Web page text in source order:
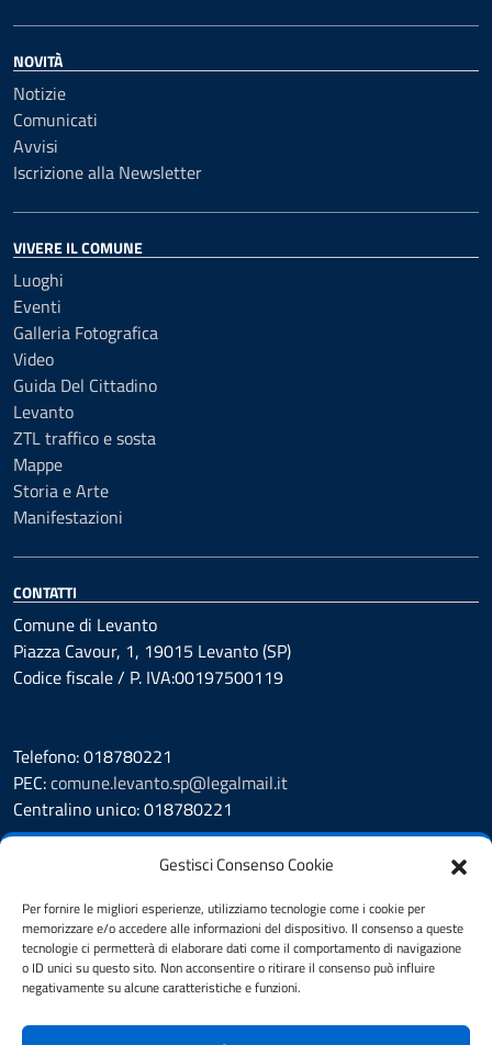
Gestisci Consenso Cookie
Per fornire le migliori esperienze, utilizziamo tecnologie come i cookie per
memorizzare e/o accedere alle informazioni del dispositivo. Il consenso a queste
tecnologie ci permetterà di elaborare dati come il comportamento di navigazione
o ID unici su questo sito. Non acconsentire o ritirare il consenso può influire
negativamente su alcune caratteristiche e funzioni.
NOVITÀ
Notizie
Comunicati
Avvisi
Iscrizione alla Newsletter
VIVERE IL COMUNE
Luoghi
Eventi
Galleria Fotografica
Video
Guida Del Cittadino
Levanto
ZTL traffico e sosta
Mappe
Storia e Arte
Manifestazioni
CONTATTI
Comune di Levanto
Piazza Cavour, 1, 19015 Levanto (SP)
Codice fiscale / P. IVA:00197500119
Telefono: 018780221
PEC:comune.levanto.sp@legalmail.it
Centralino unico: 018780221
Prenotazione appuntamento
Segnalazione disservizio
Whistleblowing
Amministrazione Trasparente
Albo Pretorio
Informativa privacy